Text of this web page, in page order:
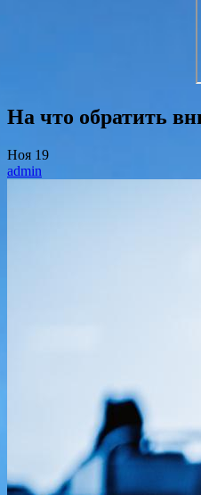
На что обратить
Ноя 19
admin